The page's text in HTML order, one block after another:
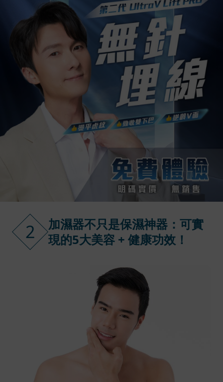
2
加濕器不只是保濕神器：可實
現的5大美容 + 健康功效！